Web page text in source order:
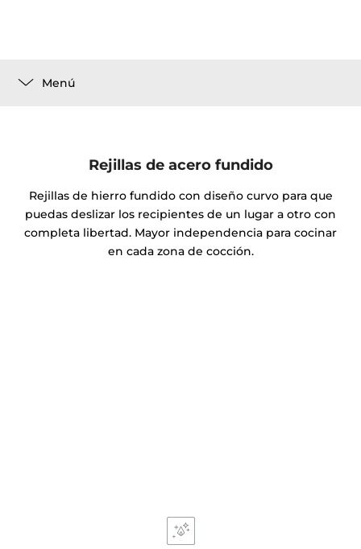
Menú
Rejillas de acero fundido
Rejillas de hierro fundido con diseño curvo para que
puedas deslizar los recipientes de un lugar a otro con
completa libertad. Mayor independencia para cocinar
en cada zona de cocción.